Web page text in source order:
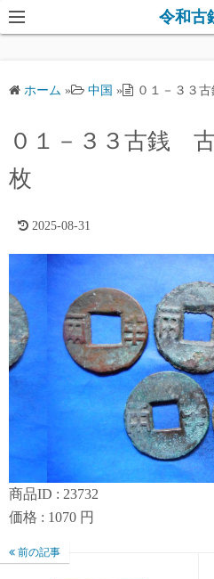
コ
ン
キ
令和古
ホーム » 中国 » ０１－３３
０１－３３古銭
枚
2025-08-31
商品ID : 23732
価格 : 1070 円
前の記事